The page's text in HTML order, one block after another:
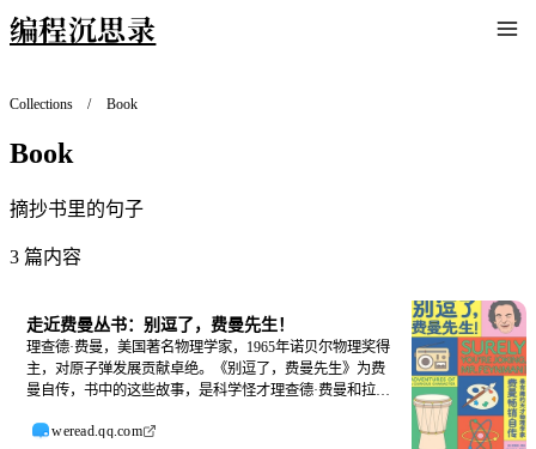
编程沉思录
Collections / Book
Book
摘抄书里的句子
3 篇内容
走近费曼丛书：别逗了，费曼先生！
理查德·费曼，美国著名物理学家，1965年诺贝尔物理奖得
主，对原子弹发展贡献卓绝。《别逗了，费曼先生》为费
曼自传，书中的这些故事，是科学怪才理查德·费曼和拉尔
的。一个人的一辈子，竟然能发生这么多奇妙而发疯的事
weread.qq.com